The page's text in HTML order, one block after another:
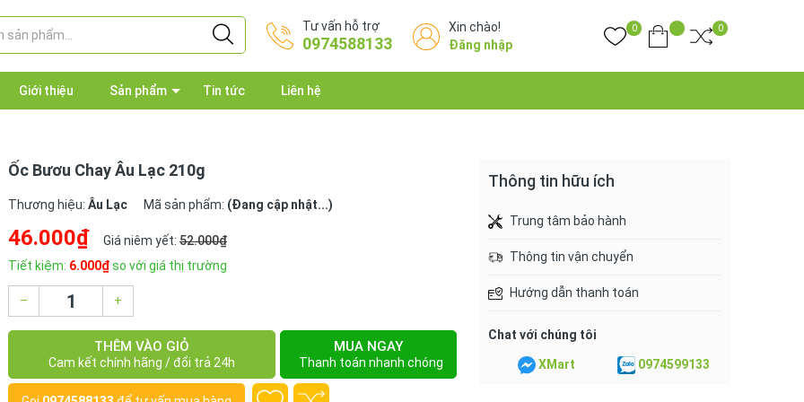
Tư vấn hỗ trợ
0974588133
Xin chào!
Đăng nhập
0 0
Giới thiệu Sản phẩm Tin tức Liên hệ
Ốc Bươu Chay Âu Lạc 210g
Thương hiệu: Âu Lạc Mã sản phẩm: (Đang cập nhật...)
46.000₫ Giá niêm yết: 52.000₫
Tiết kiệm: 6.000₫so với giá thị trường
– +
THÊM VÀO GIỎ
Cam kết chính hãng / đổi trả 24h
MUA NGAY
Thanh toán nhanh chóng
Thông tin hữu ích
Trung tâm bảo hành
Thông tin vận chuyển
Hướng dẫn thanh toán
Chat với chúng tôi
XMart 0974599133